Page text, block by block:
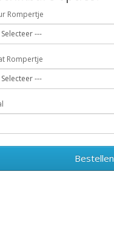
Rompertje
Rompertje
Bestellen